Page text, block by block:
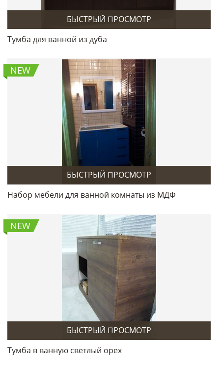
БЫСТРЫЙ ПРОСМОТР
Тумба для ванной из дуба
БЫСТРЫЙ ПРОСМОТР
Набор мебели для ванной комнаты из МДФ
NEW
БЫСТРЫЙ ПРОСМОТР
Тумба в ванную светлый орех
NEW